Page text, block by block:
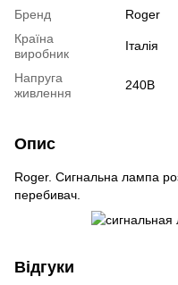
Бренд
Roger
Країна
виробник
Італія
Напруга
живлення
240В
Опис
Roger. Сигнальна лампа
перебивач.
Відгуки